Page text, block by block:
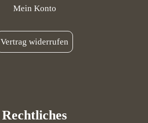
Mein Konto
Vertrag widerrufen
Rechtliches